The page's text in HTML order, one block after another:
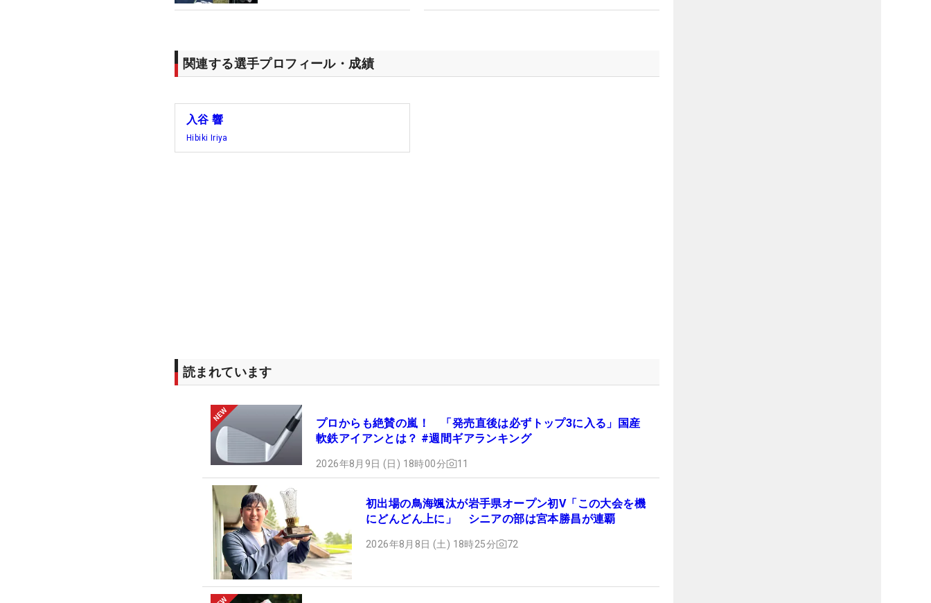
関連する選手プロフィール・成績
入谷 響
Hibiki Iriya
読まれています
プロからも絶賛の嵐！ 「発売直後は必ずトップ3に入る」国産
軟鉄アイアンとは？ #週間ギアランキング
2026年8月9日 (日) 18時00分 11
初出場の鳥海颯汰が岩手県オープン初V「この大会を機
にどんどん上に」 シニアの部は宮本勝昌が連覇
2026年8月8日 (土) 18時25分 72